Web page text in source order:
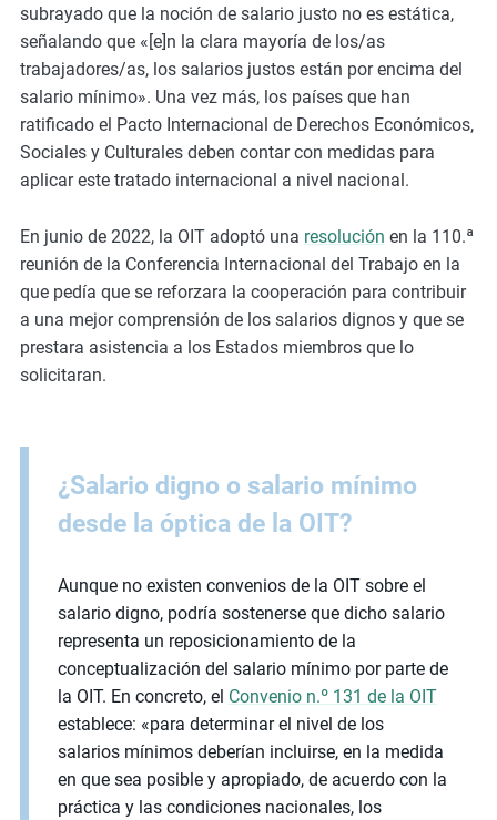
subrayado que la noción de salario justo no es estática,
señalando que «[e]n la clara mayoría de los/as
trabajadores/as, los salarios justos están por encima del
salario mínimo». Una vez más, los países que han
ratificado el Pacto Internacional de Derechos Económicos,
Sociales y Culturales deben contar con medidas para
aplicar este tratado internacional a nivel nacional.
En junio de 2022, la OIT adoptó una resolución en la 110.ª
reunión de la Conferencia Internacional del Trabajo en la
que pedía que se reforzara la cooperación para contribuir
a una mejor comprensión de los salarios dignos y que se
prestara asistencia a los Estados miembros que lo
solicitaran.
¿Salario digno o salario mínimo
desde la óptica de la OIT?
Aunque no existen convenios de la OIT sobre el
salario digno, podría sostenerse que dicho salario
representa un reposicionamiento de la
conceptualización del salario mínimo por parte de
la OIT. En concreto, el Convenio n.º 131 de la OIT
establece: «para determinar el nivel de los
salarios mínimos deberían incluirse, en la medida
en que sea posible y apropiado, de acuerdo con la
práctica y las condiciones nacionales, los